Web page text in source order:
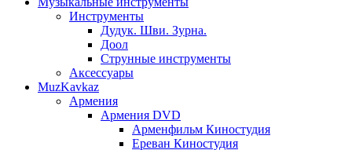
Инструменты
Дудук. Шви. Зурна.
Доол
Струнные инструменты
Аксессуары
MuzKavkaz
Армения
Армения DVD
Арменфильм Киностудия
Ереван Киностудия